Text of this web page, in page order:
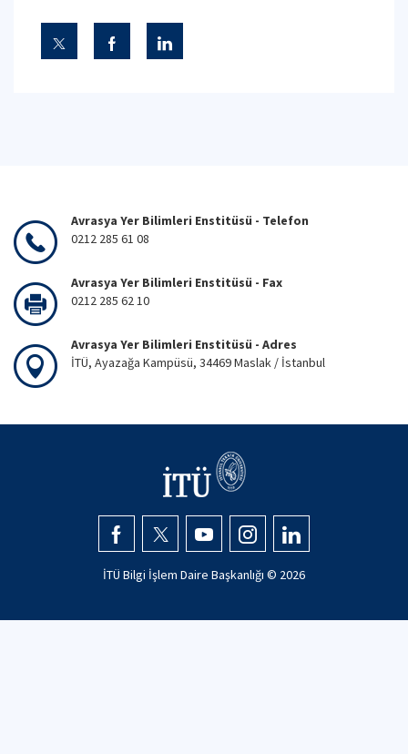
Avrasya Yer Bilimleri Enstitüsü - Telefon
0212 285 61 08
Avrasya Yer Bilimleri Enstitüsü - Fax
0212 285 62 10
Avrasya Yer Bilimleri Enstitüsü - Adres
İTÜ, Ayazağa Kampüsü, 34469 Maslak / İstanbul
İTÜ Bilgi İşlem Daire Başkanlığı © 2026